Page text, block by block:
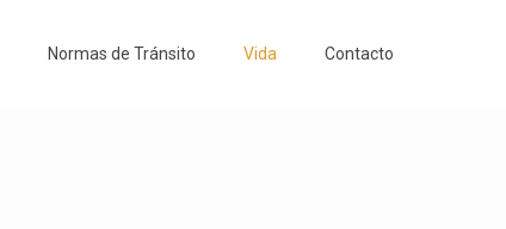
Normas de Tránsito Vida Contacto